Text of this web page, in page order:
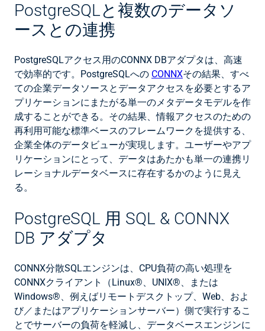
PostgreSQLと複数のデータソ
ースとの連携
PostgreSQLアクセス用のCONNX DBアダプタは、高速
で効率的です。PostgreSQLへの CONNXその結果、すべ
ての企業データソースとデータアクセスを必要とするア
プリケーションにまたがる単一のメタデータモデルを作
成することができる。その結果、情報アクセスのための
再利用可能な標準ベースのフレームワークを提供する、
企業全体のデータビューが実現します。ユーザーやアプ
リケーションにとって、データはあたかも単一の連携リ
レーショナルデータベースに存在するかのように見え
る。
PostgreSQL 用 SQL & CONNX
DB アダプタ
CONNX分散SQLエンジンは、CPU負荷の高い処理を
CONNXクライアント（Linux®、UNIX®、または
Windows®、例えばリモートデスクトップ、Web、およ
び／またはアプリケーションサーバー）側で実行するこ
とでサーバーの負荷を軽減し、データベースエンジンに